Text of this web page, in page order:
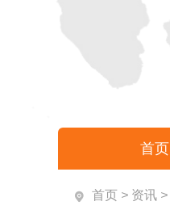
首页
首页 > 资讯 >